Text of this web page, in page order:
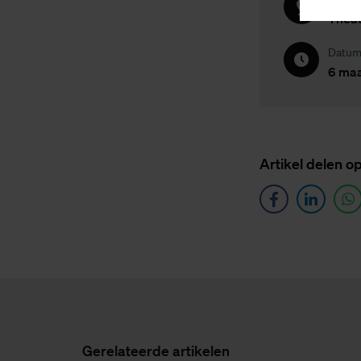
6
Ar­ti­kel de­len op
Ge­re­la­teer­de ar­ti­ke­len